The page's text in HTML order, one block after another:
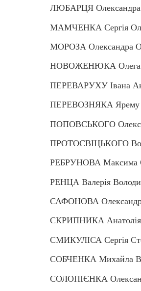
ЛЮБАРЦЯ Олександра
МАМЧЕНКА Сергія
МОРОЗА Олександра
НОВОЖЕНЮКА Олега
ПЕРЕВАРУХУ Івана
ПЕРЕВОЗНЯКА Ярему
ПОПОВСЬКОГО
ПРОТОСВІЦЬКОГО
РЕБРУНОВА Максима
РЕНЦА Валерія
САФОНОВА
СКРИПНИКА Анатолія
СМИКУЛІСА Сергія
СОБЧЕНКА Михайла
СОЛОПІЄНКА